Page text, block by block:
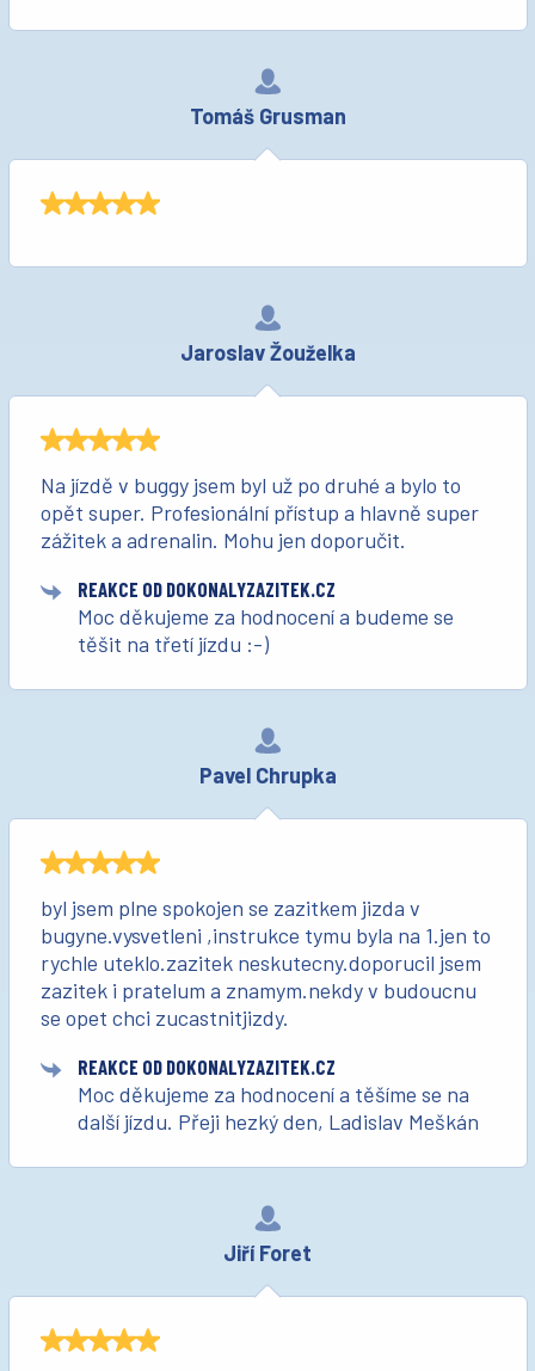
Tomáš Grusman
Jaroslav Žouželka
Na jízdě v buggy jsem byl už po druhé a bylo to
opět super. Profesionální přístup a hlavně super
zážitek a adrenalin. Mohu jen doporučit.
REAKCE OD DOKONALYZAZITEK.CZ
Moc děkujeme za hodnocení a budeme se
těšit na třetí jízdu :-)
Pavel Chrupka
byl jsem plne spokojen se zazitkem jizda v
bugyne.vysvetleni ,instrukce tymu byla na 1.jen to
rychle uteklo.zazitek neskutecny.doporucil jsem
zazitek i pratelum a znamym.nekdy v budoucnu
se opet chci zucastnitjizdy.
REAKCE OD DOKONALYZAZITEK.CZ
Moc děkujeme za hodnocení a těšíme se na
další jízdu. Přeji hezký den, Ladislav Meškán
Jiří Foret